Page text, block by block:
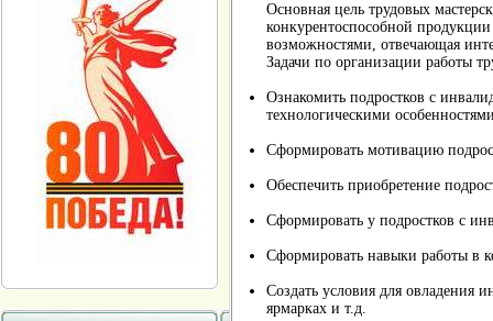
Основная цель трудовых
конкурентоспособной
возможностями, отвечающая
Задачи по организации работы
Ознакомить подростков с
технологическими
Сформировать мотивацию
Обеспечить приобретение
Сформировать у подростков с
Сформировать навыки работы в
Создать условия для овладения
ярмарках и т.д.